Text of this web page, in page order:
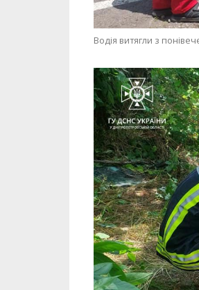
Водія витягли з